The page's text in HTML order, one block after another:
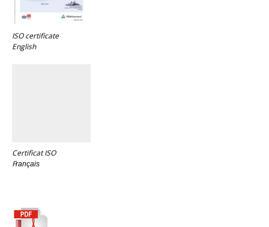
ISO certificate
English
Certificat ISO
Français